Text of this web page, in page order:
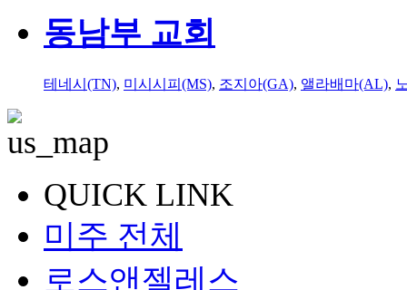
동남부 교회
테네시(TN), 미시시피(MS), 조지아(GA), 앨라배마(AL),
QUICK LINK
미주 전체
로스앤젤레스